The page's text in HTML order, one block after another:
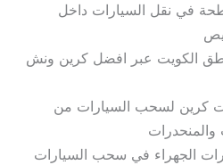
في نقل السيارات داخل
الكويت عبر افضل كرين ونش
كرين لسحب السيارات من
الجهراء في سحب السيارات